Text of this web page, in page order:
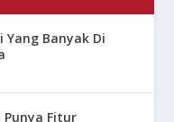
Yang Banyak Di
Punya Fitur